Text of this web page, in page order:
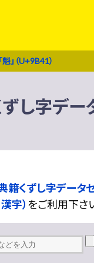
「魁」（U+9B41）
ずし字デー
籍くずし字データ
字） をご利用下さ